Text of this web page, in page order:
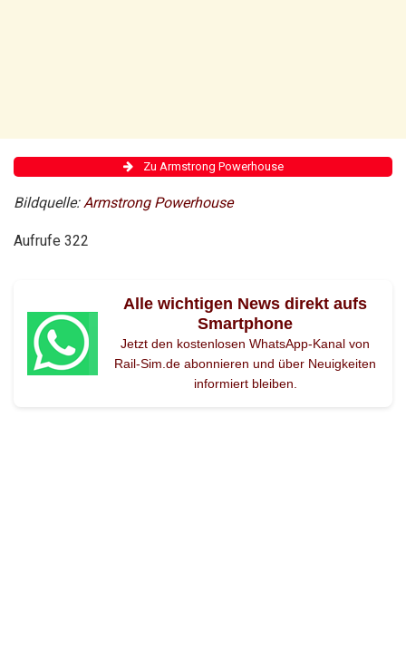
Zu Armstrong Powerhouse
Bildquelle: Armstrong Powerhouse
Aufrufe 322
Alle wichtigen News direkt aufs
Smartphone
Jetzt den kostenlosen WhatsApp-Kanal von
Rail-Sim.de abonnieren und über Neuigkeiten
informiert bleiben.